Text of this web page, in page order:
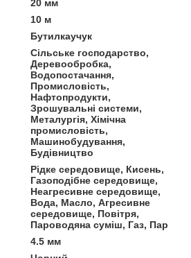
20 мм
10 м
Бутилкаучук
Сільське господарство,
Деревообробка,
Водопостачання,
Промисловість,
Нафтопродукти,
Зрошувальні системи,
Металургія, Хімічна
промисловість,
Машинобудування,
Будівництво
Рідке середовище, Кисень,
Газоподібне середовище,
Неагресивне середовище,
Вода, Масло, Агресивне
середовище, Повітря,
Пароводяна суміш, Газ, Пар
4.5 мм